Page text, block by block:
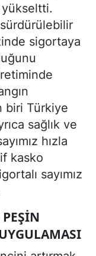
yükseltti.
sigortaya
biri Türkiye
sağlık ve
hızla
kasko
sayımız